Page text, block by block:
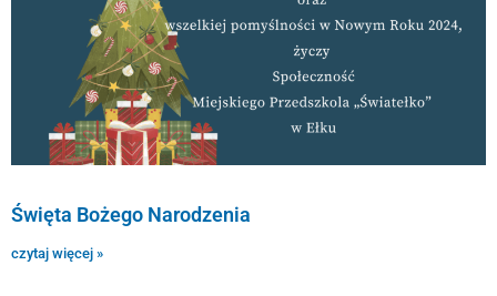
Święta Bożego Narodzenia
czytaj więcej »